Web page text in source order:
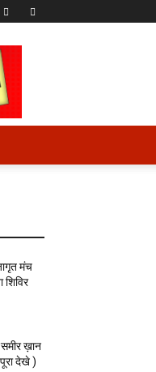
मंच
शिविर
समीर ख़ान
देखे )